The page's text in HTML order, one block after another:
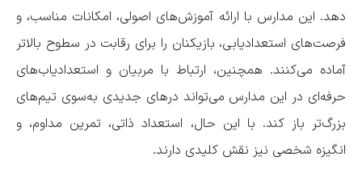
دهد. این مدارس با ارائه آموزش‌های اصولی، امکانات مناسب، و
فرصت‌های استعدادیابی، بازیکنان را برای رقابت در سطوح بالاتر
آماده می‌کنند. همچنین، ارتباط با مربیان و استعداد‌یاب‌های
حرفه‌ای در این مدارس می‌تواند درهای جدیدی به‌سوی تیم‌های
بزرگ‌تر باز کند. با این حال، استعداد ذاتی، تمرین مداوم، و
انگیزه شخصی نیز نقش کلیدی دارند.